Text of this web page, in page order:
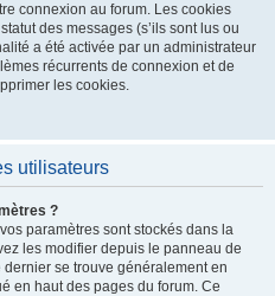
connexion au forum. Les cookies
des messages (s’ils sont lus ou
a été activée par un administrateur
récurrents de connexion et de
les cookies.
utilisateurs
?
paramètres sont stockés dans la
les modifier depuis le panneau de
se trouve généralement en
en haut des pages du forum. Ce